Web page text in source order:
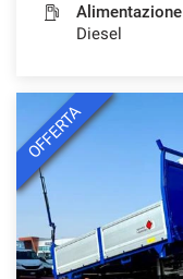
Alimentazione
Diesel
OFFERTA